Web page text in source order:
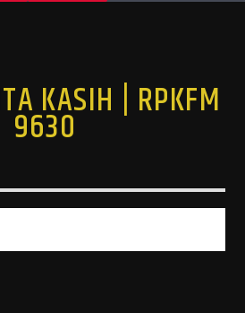
KASIH | RPKFM
9630